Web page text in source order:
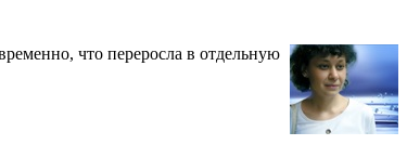
что переросла в отдельную